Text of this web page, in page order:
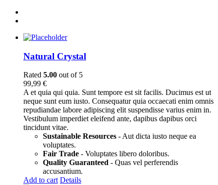
Natural Crystal
Rated 5.00 out of 5
99,99 €
A et quia qui quia. Sunt tempore est sit facilis. Ducimus est ut
neque sunt eum iusto. Consequatur quia occaecati enim omnis
repudiandae labore adipiscing elit suspendisse varius enim in.
Vestibulum imperdiet eleifend ante, dapibus dapibus orci
tincidunt vitae.
Sustainable Resources - Aut dicta iusto neque ea
voluptates.
Fair Trade - Voluptates libero doloribus.
Quality Guaranteed - Quas vel perferendis
accusantium.
Add to cart Details